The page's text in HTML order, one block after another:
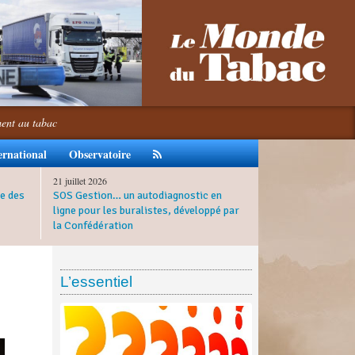
au tabac
Observatoire
des
21 juillet 2026
SOS Gestion… un autodiagnostic en
ligne pour les buralistes, développé par
la Confédération
L’essentiel